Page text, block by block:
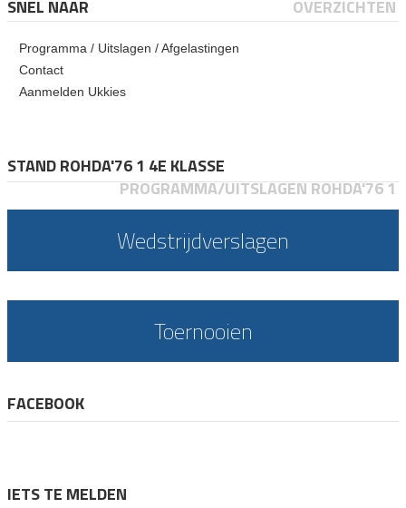
SNEL NAAR OVERZICHTEN
Programma / Uitslagen / Afgelastingen
Contact
Aanmelden Ukkies
STAND ROHDA'76 1 4E KLASSE
PROGRAMMA/UITSLAGEN ROHDA'76 1
Wedstrijdverslagen
Toernooien
FACEBOOK
IETS TE MELDEN